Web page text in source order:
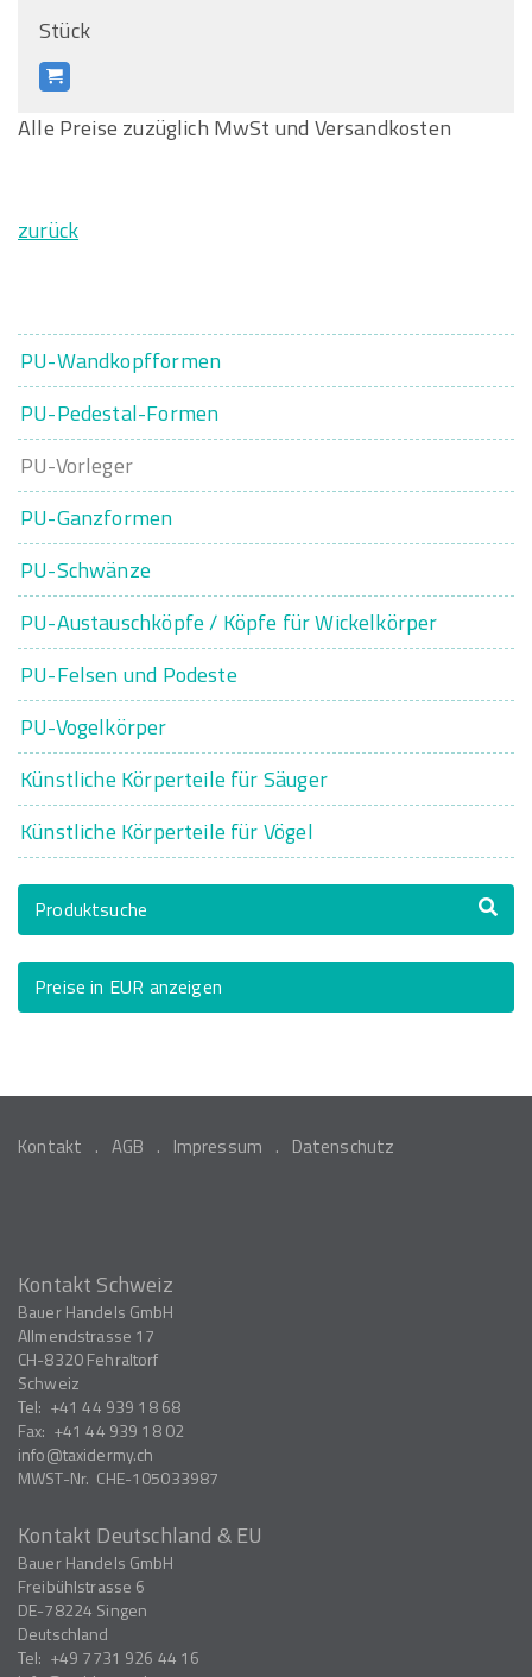
Stück
Alle Preise zuzüglich MwSt und Versandkosten
zurück
PU-Wandkopfformen
PU-Pedestal-Formen
PU-Vorleger
PU-Ganzformen
PU-Schwänze
PU-Austauschköpfe / Köpfe für Wickelkörper
PU-Felsen und Podeste
PU-Vogelkörper
Künstliche Körperteile für Säuger
Künstliche Körperteile für Vögel
Produktsuche
Preise in EUR anzeigen
Kontakt AGB Impressum Datenschutz
Kontakt Schweiz
Bauer Handels GmbH
Allmendstrasse 17
CH-8320Fehraltorf
Schweiz
Tel: +41 44 939 18 68
Fax: +41 44 939 18 02
info
taxidermy.ch
MWST-Nr. CHE-105033987
Kontakt Deutschland & EU
Bauer Handels GmbH
Freibühlstrasse 6
DE-78224 Singen
Deutschland
Tel: +49 7731 926 44 16